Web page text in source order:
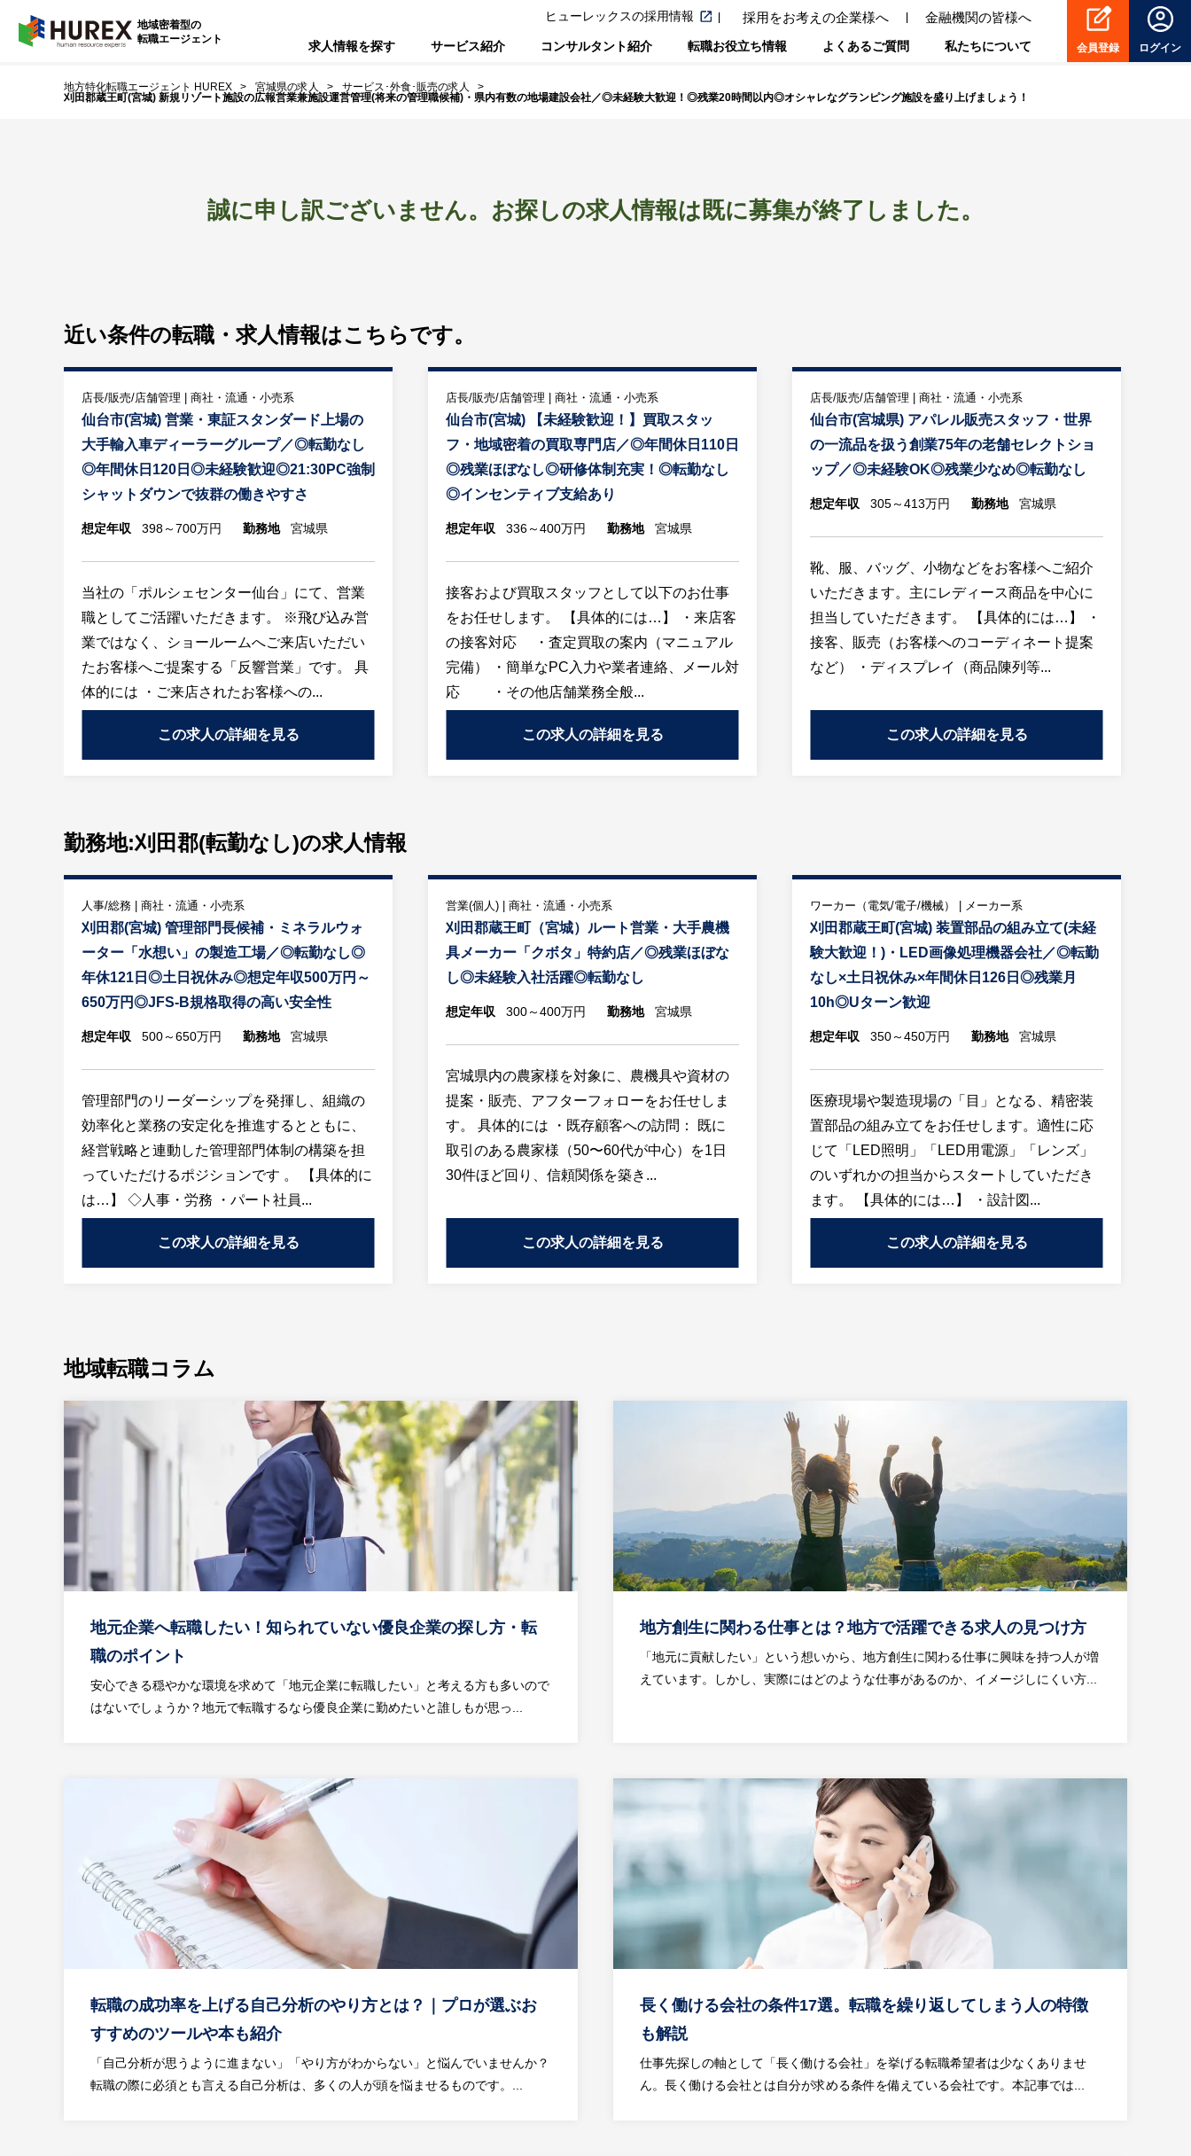
HUREX
地域密着型の
転職エージェント
ヒューレックスの採用情報 採用をお考えの企業様へ 金融機関の皆様へ
求人情報を探す サービス紹介 コンサルタント紹介 転職お役立ち情報 よくあるご質問 私たちについて 会員登録 ログイン
地方特化転職エージェント HUREX 宮城県の求人
サービス･外食･販売の求人
刈田郡蔵王町(宮城) 新規リゾート施設の広報営業兼施設運営管理(将来の管理職候補)・県内有数の地場建設会社／◎未経験大歓迎！◎残業20時間以内◎オシャレなグランピング施設を盛り上げましょう！
誠に申し訳ございません。 お探しの求人情報は既に募集が終了しました。
近い条件の転職・求人情報はこちらです。
店長/販売/店舗管理 | 商社・流通・小売系
仙台市(宮城) 営業・東証スタンダード上場の
大手輸入車ディーラーグループ／◎転勤なし
◎年間休日120日◎未経験歓迎◎21:30PC強制
シャットダウンで抜群の働きやすさ
想定年収 398～700万円 勤務地 宮城県
当社の「ポルシェセンター仙台」にて、営業
職としてご活躍いただきます。 ※飛び込み営
業ではなく、ショールームへご来店いただい
たお客様へご提案する「反響営業」です。 具
体的には ・ご来店されたお客様への...
この求人の詳細を見る
店長/販売/店舗管理 | 商社・流通・小売系
仙台市(宮城) 【未経験歓迎！】買取スタッ
フ・地域密着の買取専門店／◎年間休日110日
◎残業ほぼなし◎研修体制充実！◎転勤なし
◎インセンティブ支給あり
想定年収 336～400万円 勤務地 宮城県
接客および買取スタッフとして以下のお仕事
をお任せします。 【具体的には…】 ・来店客
の接客対応 ・査定買取の案内（マニュアル
完備） ・簡単なPC入力や業者連絡、メール対
応 ・その他店舗業務全般...
この求人の詳細を見る
店長/販売/店舗管理 | 商社・流通・小売系
仙台市(宮城県) アパレル販売スタッフ・世界
の一流品を扱う創業75年の老舗セレクトショ
ップ／◎未経験OK◎残業少なめ◎転勤なし
想定年収 305～413万円 勤務地 宮城県
靴、服、バッグ、小物などをお客様へご紹介
いただきます。主にレディース商品を中心に
担当していただきます。 【具体的には…】 ・
接客、販売（お客様へのコーディネート提案
など） ・ディスプレイ（商品陳列等...
この求人の詳細を見る
勤務地:刈田郡(転勤なし)の求人情報
人事/総務 | 商社・流通・小売系
刈田郡(宮城) 管理部門長候補・ミネラルウォ
ーター「水想い」の製造工場／◎転勤なし◎
年休121日◎土日祝休み◎想定年収500万円～
650万円◎JFS-B規格取得の高い安全性
想定年収 500～650万円 勤務地 宮城県
管理部門のリーダーシップを発揮し、組織の
効率化と業務の安定化を推進するとともに、
経営戦略と連動した管理部門体制の構築を担
っていただけるポジションです 。 【具体的に
は…】 ◇人事・労務 ・パート社員...
この求人の詳細を見る
営業(個人) | 商社・流通・小売系
刈田郡蔵王町（宮城）ルート営業・大手農機
具メーカー「クボタ」特約店／◎残業ほぼな
し◎未経験入社活躍◎転勤なし
想定年収 300～400万円 勤務地 宮城県
宮城県内の農家様を対象に、農機具や資材の
提案・販売、アフターフォローをお任せしま
す。 具体的には ・既存顧客への訪問： 既に
取引のある農家様（50〜60代が中心）を1日
30件ほど回り、信頼関係を築き...
この求人の詳細を見る
ワーカー（電気/電子/機械） | メーカー系
刈田郡蔵王町(宮城) 装置部品の組み立て(未経
験大歓迎！)・LED画像処理機器会社／◎転勤
なし×土日祝休み×年間休日126日◎残業月
10h◎Uターン歓迎
想定年収 350～450万円 勤務地 宮城県
医療現場や製造現場の「目」となる、精密装
置部品の組み立てをお任せします。適性に応
じて「LED照明」「LED用電源」「レンズ」
のいずれかの担当からスタートしていただき
ます。 【具体的には…】 ・設計図...
この求人の詳細を見る
地域転職コラム
地元企業へ転職したい！知られていない優良企業の探し方・転
職のポイント
安心できる穏やかな環境を求めて「地元企業に転職したい」と考える方も多いので
はないでしょうか？地元で転職するなら優良企業に勤めたいと誰しもが思っ...
地方創生に関わる仕事とは？地方で活躍できる求人の見つけ方
「地元に貢献したい」という想いから、地方創生に関わる仕事に興味を持つ人が増
えています。しかし、実際にはどのような仕事があるのか、イメージしにくい方...
転職の成功率を上げる自己分析のやり方とは？｜プロが選ぶお
すすめのツールや本も紹介
「自己分析が思うように進まない」「やり方がわからない」と悩んでいませんか？
転職の際に必須とも言える自己分析は、多くの人が頭を悩ませるものです。...
長く働ける会社の条件17選。転職を繰り返してしまう人の特徴
も解説
仕事先探しの軸として「長く働ける会社」を挙げる転職希望者は少なくありませ
ん。長く働ける会社とは自分が求める条件を備えている会社です。本記事では...